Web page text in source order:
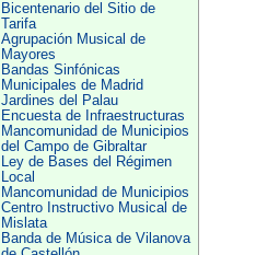
Bicentenario del Sitio de
Tarifa
Agrupación Musical de
Mayores
Bandas Sinfónicas
Municipales de Madrid
Jardines del Palau
Encuesta de Infraestructuras
Mancomunidad de Municipios
del Campo de Gibraltar
Ley de Bases del Régimen
Local
Mancomunidad de Municipios
Centro Instructivo Musical de
Mislata
Banda de Música de Vilanova